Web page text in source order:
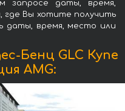
запросе даты, время,
где Вы хотите получить
даты, время, место или
Бенц GLC Купе
AMG: